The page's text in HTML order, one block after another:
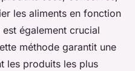
les aliments en fonction
également crucial
méthode garantit une
les produits les plus